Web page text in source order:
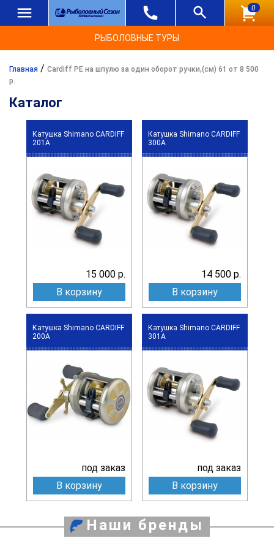
0
РЫБОЛОВНЫЕ ТУРЫ
Главная / Cardiff PE на шпулю за один оборот ручки,(см) 61 от 8 500
р.
Каталог
Катушка Shimano CARDIFF
201A
15 000 р.
В корзину
Катушка Shimano CARDIFF
300A
14 500 р.
В корзину
Катушка Shimano CARDIFF
200A
под заказ
В корзину
Катушка Shimano CARDIFF
301A
под заказ
В корзину
Наши бренды